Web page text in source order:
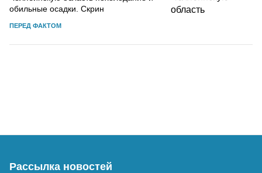
обильные осадки. Скрин
ПЕРЕД ФАКТОМ
Рассылка новостей